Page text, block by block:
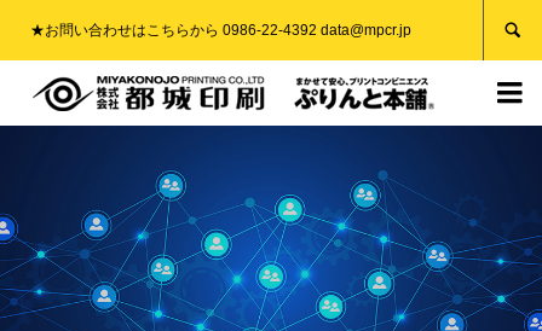
★お問い合わせはこちらから 0986-22-4392 data@mpcr.jp 
